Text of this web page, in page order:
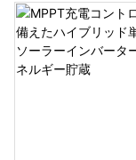
小規模商業および産業用
貯蔵に使用されます。
相反転対応、高電圧リチ
ラットフォーム対応、